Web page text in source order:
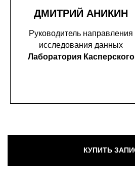
ДМИТРИЙ АНИКИН
Руководитель направления
исследования данных
Лаборатория Касперского